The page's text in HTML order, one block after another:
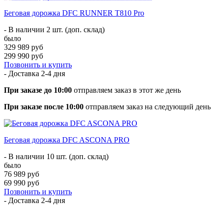
Беговая дорожка DFC RUNNER T810 Pro
- В наличии 2 шт. (доп. склад)
было
329 989 руб
299 990 руб
Позвонить и купить
- Доставка 2-4 дня
При заказе до 10:00 отправляем заказ в этот же день
При заказе после 10:00 отправляем заказ на следующий день
Беговая дорожка DFC ASCONA PRO
- В наличии 10 шт. (доп. склад)
было
76 989 руб
69 990 руб
Позвонить и купить
- Доставка 2-4 дня